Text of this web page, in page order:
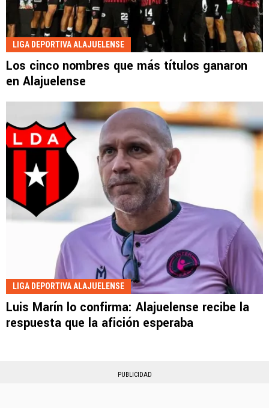
LIGA DEPORTIVA ALAJUELENSE
Los cinco nombres que más títulos ganaron
en Alajuelense
LIGA DEPORTIVA ALAJUELENSE
Luis Marín lo confirma: Alajuelense recibe la
respuesta que la afición esperaba
PUBLICIDAD